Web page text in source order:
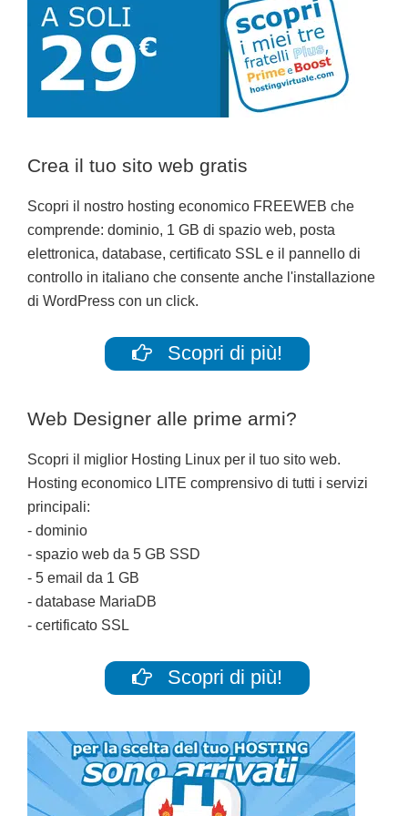
Crea il tuo sito web gratis
Scopri il nostro hosting economico FREEWEB che
comprende: dominio, 1 GB di spazio web, posta
elettronica, database, certificato SSL e il pannello di
controllo in italiano che consente anche l'installazione
di WordPress con un click.
Scopri di più!
Web Designer alle prime armi?
Scopri il miglior Hosting Linux per il tuo sito web.
Hosting economico LITE comprensivo di tutti i servizi
principali:
- dominio
- spazio web da 5 GB SSD
- 5 email da 1 GB
- database MariaDB
- certificato SSL
Scopri di più!